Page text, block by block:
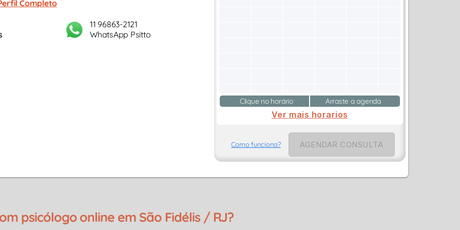
Completo
11 96863-2121
WhatsApp Psitto
Clique no horário Arraste a agenda
Ver mais horarios
Como funciona? AGENDAR CONSULTA
psicólogo online em São Fidélis / RJ?